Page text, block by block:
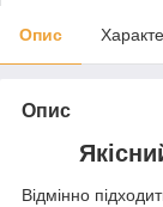
Опис
Опис
Відмінно